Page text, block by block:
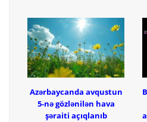
Azərbaycanda avqustun
5-nə gözlənilən hava
şəraiti açıqlanıb